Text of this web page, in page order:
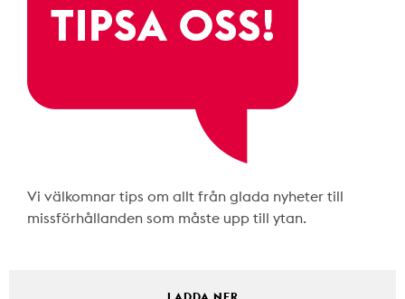
Vi välkomnar tips om allt från glada nyheter till
missförhållanden som måste upp till ytan.